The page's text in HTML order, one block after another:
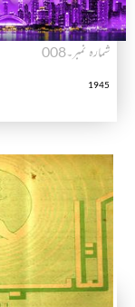
شمارہ نمبر۔008
1945